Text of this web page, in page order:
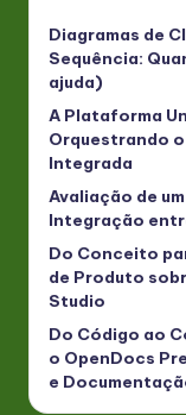
Diagramas de
Sequência:
ajuda)
A Plataforma
Orquestrando
Integrada
Avaliação de
Integração
Do Conceito
de Produto
Studio
Do Código ao
o OpenDocs
e